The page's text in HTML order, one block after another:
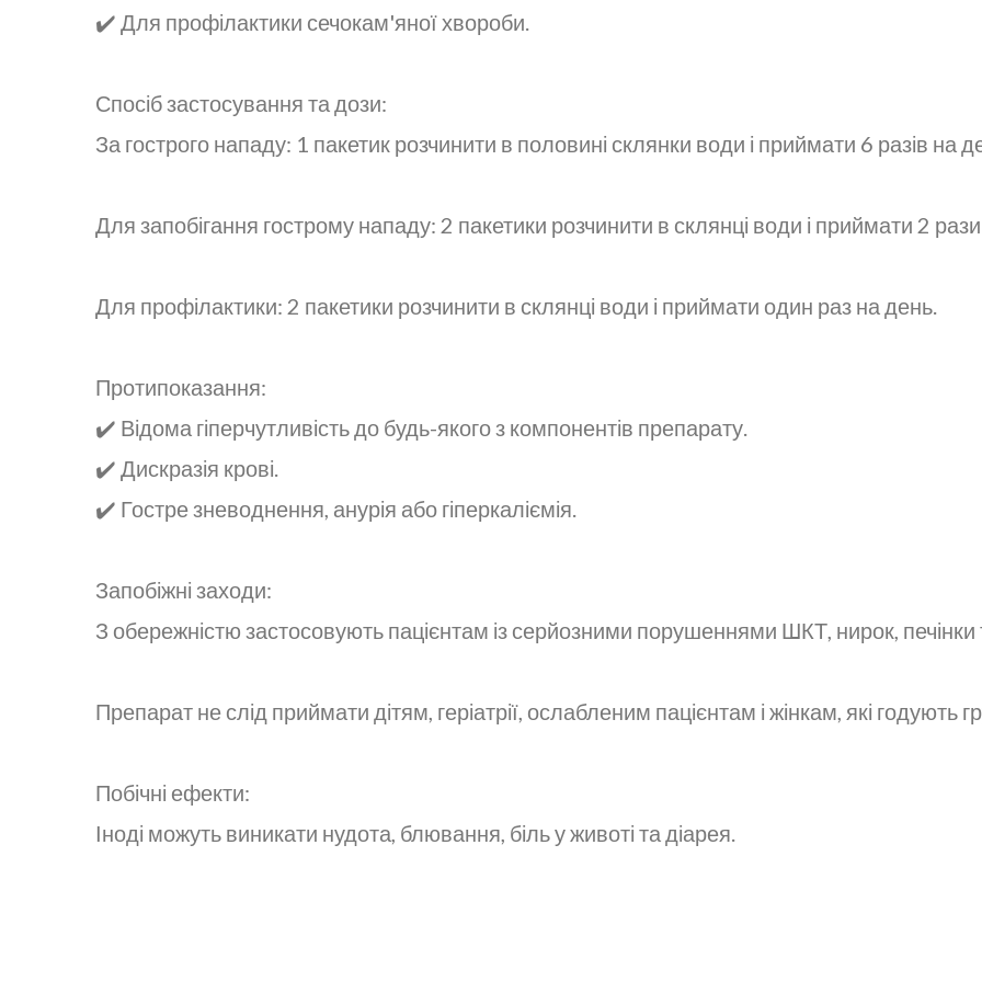
✔️ Для профілактики сечокам'яної хвороби.
Спосіб застосування та дози:
За гострого нападу: 1 пакетик розчинити в половині склянки води і приймати 6 разів на
Для запобігання гострому нападу: 2 пакетики розчинити в склянці води і приймати 2
Для профілактики: 2 пакетики розчинити в склянці води і приймати один раз на день.
Протипоказання:
✔️ Відома гіперчутливість до будь-якого з компонентів препарату.
✔️ Дискразія крові.
✔️ Гостре зневоднення, анурія або гіперкаліємія.
Запобіжні заходи:
З обережністю застосовують пацієнтам із серйозними порушеннями ШКТ, нирок,
Препарат не слід приймати дітям, геріатрії, ослабленим пацієнтам і жінкам, які годують
Побічні ефекти:
Іноді можуть виникати нудота, блювання, біль у животі та діарея.